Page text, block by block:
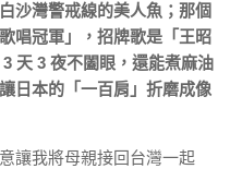
沙灣警戒線的美人魚；那個
唱冠軍」，招牌歌是「王昭
天 3 夜不闔眼，還能煮麻油
日本的「一百肩」折磨成像
讓我將母親接回台灣一起